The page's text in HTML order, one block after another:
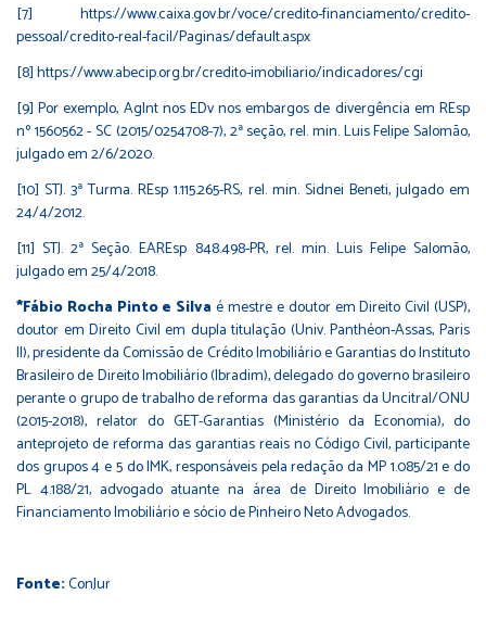
[7] https://www.caixa.gov.br/voce/credito-financiamento/credito-
pessoal/credito-real-facil/Paginas/default.aspx
[8]https://www.abecip.org.br/credito-imobiliario/indicadores/cgi
[9] Por exemplo, AgInt nos EDv nos embargos de divergência em REsp
nº 1560562 - SC (2015/0254708-7), 2ª seção, rel. min. Luis Felipe Salomão,
julgado em 2/6/2020.
[10] STJ. 3ª Turma. REsp 1.115.265-RS, rel. min. Sidnei Beneti, julgado em
24/4/2012.
[11] STJ. 2ª Seção. EAREsp 848.498-PR, rel. min. Luis Felipe Salomão,
julgado em 25/4/2018.
*Fábio Rocha Pinto e Silva é mestre e doutor em Direito Civil (USP),
doutor em Direito Civil em dupla titulação (Univ. Panthéon-Assas, Paris
II), presidente da Comissão de Crédito Imobiliário e Garantias do Instituto
Brasileiro de Direito Imobiliário (Ibradim), delegado do governo brasileiro
perante o grupo de trabalho de reforma das garantias da Uncitral/ONU
(2015-2018), relator do GET-Garantias (Ministério da Economia), do
anteprojeto de reforma das garantias reais no Código Civil, participante
dos grupos 4 e 5 do IMK, responsáveis pela redação da MP 1.085/21 e do
PL 4.188/21, advogado atuante na área de Direito Imobiliário e de
Financiamento Imobiliário e sócio de Pinheiro Neto Advogados.
Fonte:ConJur